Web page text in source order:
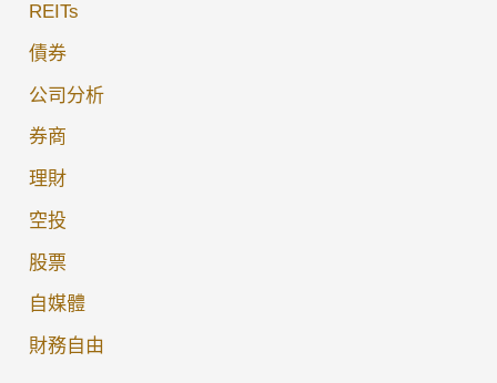
評
價
避
雷
指
REITs
債券
公司分析
券商
理財
空投
股票
自媒體
財務自由